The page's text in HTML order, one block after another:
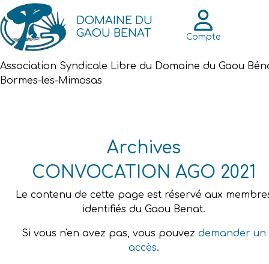
DOMAINE DU
GAOU BENAT
Compte
Association Syndicale Libre du Domaine du Gaou
Bormes-les-Mimosas
Archives
CONVOCATION AGO 2021
Le contenu de cette page est réservé aux
identifiés du Gaou Benat.
Si vous n'en avez pas, vous pouvez demander un
accès.